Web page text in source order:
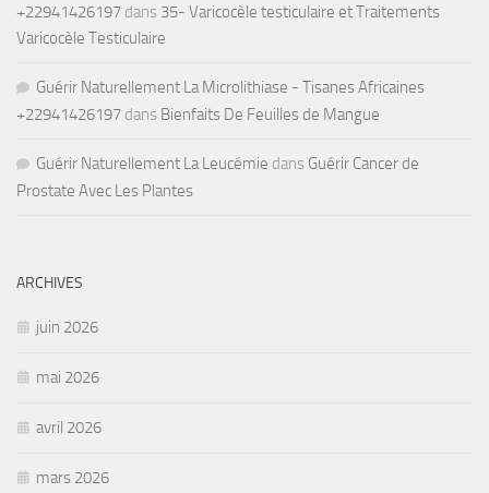
+22941426197 dans 35- Varicocèle testiculaire et Traitements
Varicocèle Testiculaire
Guérir Naturellement La Microlithiase - Tisanes Africaines
+22941426197 dans Bienfaits De Feuilles de Mangue
Guérir Naturellement La Leucémie dans Guérir Cancer de
Prostate Avec Les Plantes
ARCHIVES
juin 2026
mai 2026
avril 2026
mars 2026